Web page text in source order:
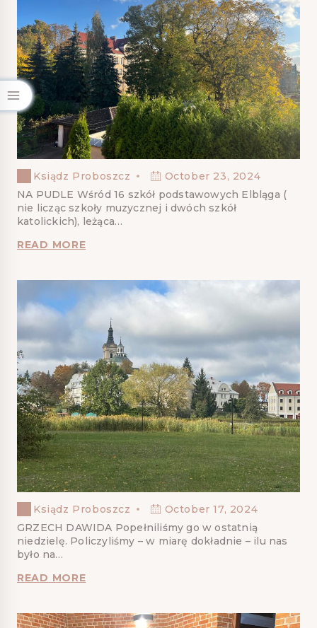
Ksiądz Proboszcz
October 23, 2024
NA PUDLE Wśród 16 szkół podstawowych Elbląga (
nie licząc szkoły muzycznej i dwóch szkół
katolickich), leżąca…
READ MORE
Ksiądz Proboszcz
October 17, 2024
GRZECH DAWIDA Popełniliśmy go w ostatnią
niedzielę. Policzyliśmy – w miarę dokładnie – ilu nas
było na…
READ MORE